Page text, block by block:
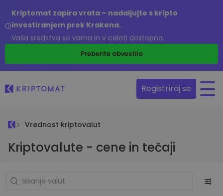
Kriptomat zapira vrata – nadaljujte s kripto
investiranjem prek Krakena.
Vaša sredstva so varna in v celoti dostopna.
Preberite obvestilo
Registriraj se
Vrednost kriptovalut
Kriptovalute - cene in tečaji